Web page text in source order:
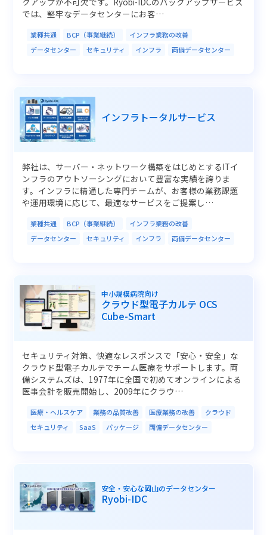
では、堅牢なデータセンターにお客…
業種共通 BCP（事業継続）
インフラ業務の改善
データセンター
セキュリティ インフラ 両備データセンター
インフラトータルサービス
弊社は、サーバー・ネットワーク構築をはじめとするITイ
ンフラのアウトソーシングにおいて豊富な実績を誇りま
す。インフラに精通した専門チームが、お客様の業務課題
や運用環境に応じて、最適なサービスをご提案し…
業種共通 BCP（事業継続）
インフラ業務の改善
データセンター
セキュリティ インフラ 両備データセンター
中小規模病院向け
クラウド型電子カルテ OCS
Cube-Smart
セキュリティ対策、快適なレスポンスで「安心・安全」な
クラウド型電子カルテでチーム医療をサポートします。両
備システムズは、1977年に全国で初めてオンラインによる
医事会計を販売開始し、2009年にクラウ…
医療・ヘルスケア 業務の品質改善 医療業務の改善
クラウド
セキュリティ
SaaS パッケージ 両備データセンター
安全・安心な岡山のデータセンター
Ryobi-IDC